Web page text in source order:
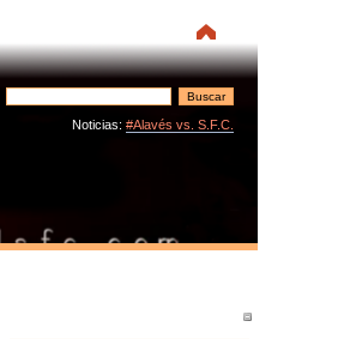
Noticias: #Alavés vs. S.F.C.